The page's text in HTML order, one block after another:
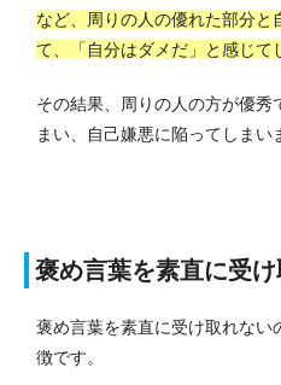
など、周りの人の優れた部分
て、「自分はダメだ」と感じて
その結果、周りの人の方が優秀
まい、自己嫌悪に陥ってしまい
褒め言葉を素直に受
褒め言葉を素直に受け取れない
徴です。